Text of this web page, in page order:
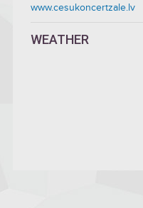
www.cesukoncertzale.lv
WEATHER